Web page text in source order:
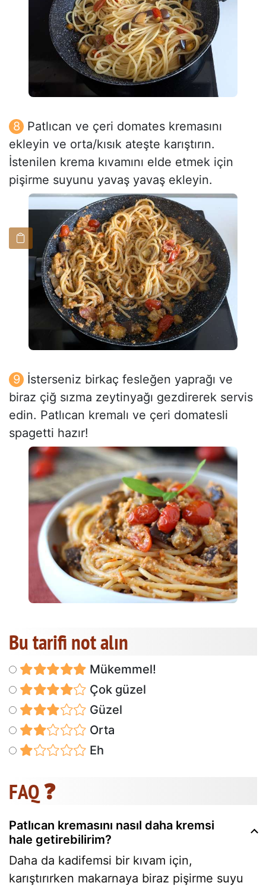
Patlıcan ve çeri domates kremasını
ekleyin ve orta/kısık ateşte karıştırın.
İstenilen krema kıvamını elde etmek için
pişirme suyunu yavaş yavaş ekleyin.
İsterseniz birkaç fesleğen yaprağı ve
biraz çiğ sızma zeytinyağı gezdirerek servis
edin. Patlıcan kremalı ve çeri domatesli
spagetti hazır!
Bu tarifi not alın
Mükemmel!
Çok güzel
Güzel
Orta
Eh
FAQ ❓
Patlıcan kremasını nasıl daha kremsi
hale getirebilirim?
Daha da kadifemsi bir kıvam için,
karıştırırken makarnaya biraz pişirme suyu